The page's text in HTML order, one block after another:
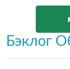
Бэклог